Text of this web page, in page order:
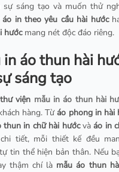
sáng tạo và muốn thử
áo in theo yêu cầu hài hước
hướcmang nét độc đáo riêng.
áo thun hài
sáng tạo
thư viện mẫu in áo thun hài
hàng. Từáo phong in hài
thun in chữ hài hướcvàáo in
tiết, mỗi thiết kế đều
tin thể hiện bản thân. Nếu
thậm chí là mẫu áo thun